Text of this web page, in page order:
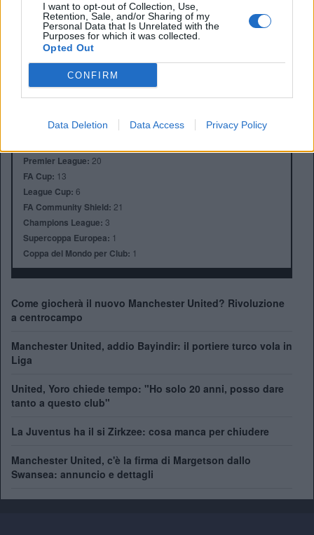
I want to opt-out of Collection, Use,
Retention, Sale, and/or Sharing of my
Personal Data that Is Unrelated with the
Purposes for which it was collected.
Opted Out
CONFIRM
Data Deletion Data Access Privacy Policy
Anno di Fondazione:1878 come Newton Health LYR F.C.
Old Trafford (75.731)
Città:Manchester
Manager:Ruben Amorim
Premier League: 20
FA Cup: 13
League Cup: 6
FA Community Shield: 21
Champions League: 3
Supercoppa Europea: 1
Coppa del Mondo per Club: 1
Come giocherà il nuovo Manchester United? Rivoluzione
a centrocampo
Manchester United, addio Bayindir: il portiere turco vola in
Liga
United, Yoro chiede tempo: "Ho solo 20 anni, posso dare
tanto a questo club"
La Juventus ha il si Zirkzee: cosa manca per chiudere
Manchester United, c'è la firma di Margetson dallo
Swansea: annuncio e dettagli